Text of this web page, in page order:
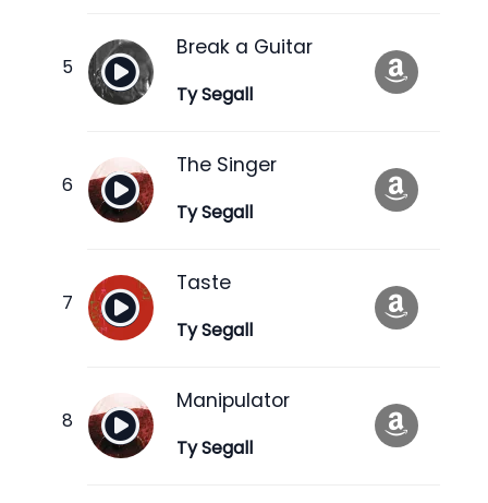
Break a Guitar
Ty Segall
The Singer
Ty Segall
Taste
Ty Segall
Manipulator
Ty Segall